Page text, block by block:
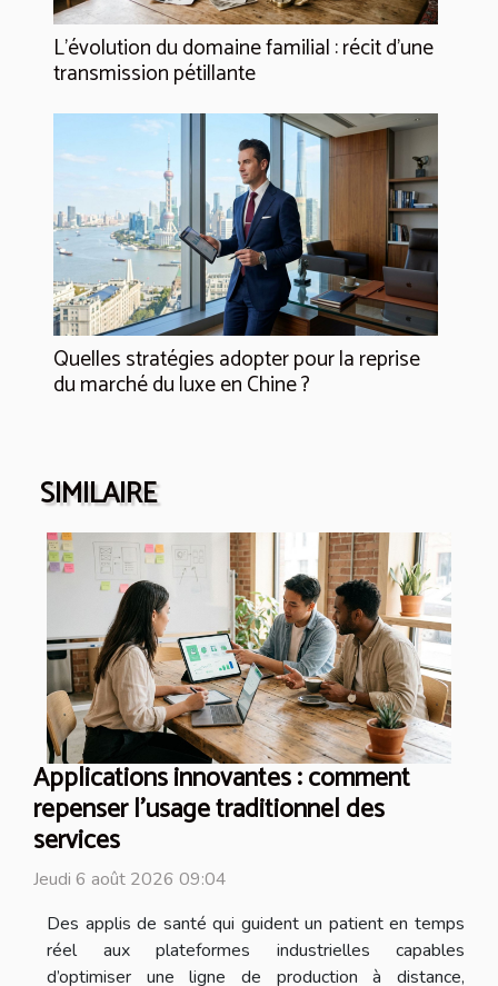
L’évolution du domaine familial : récit d’une
transmission pétillante
Quelles stratégies adopter pour la reprise
du marché du luxe en Chine ?
SIMILAIRE
Applications innovantes : comment
repenser l’usage traditionnel des
services
Jeudi 6 août 2026 09:04
Des applis de santé qui guident un patient en temps
réel aux plateformes industrielles capables
d’optimiser une ligne de production à distance,